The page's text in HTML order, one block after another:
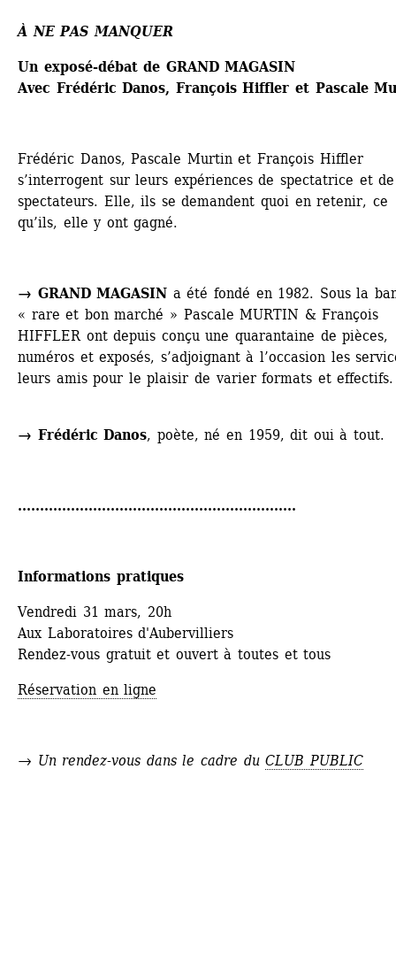
À NE PAS MANQUER
Un exposé-débat de GRAND MAGASIN
Avec Frédéric Danos, François Hiffler et Pascale
Frédéric Danos, Pascale Murtin et François Hiffler
s’interrogent sur leurs expériences de spectatrice et de
spectateurs. Elle, ils se demandent quoi en retenir, ce
qu’ils, elle y ont gagné.
→ GRAND MAGASIN a été fondé en 1982. Sous la
« rare et bon marché » Pascale MURTIN & François
HIFFLER ont depuis conçu une quarantaine de pièces,
numéros et exposés, s’adjoignant à l’occasion les
leurs amis pour le plaisir de varier formats et effectifs.
→ Frédéric Danos, poète, né en 1959, dit oui à tout.
...............................................................
Informations pratiques
Vendredi 31 mars, 20h
Aux Laboratoires d'Aubervilliers
Rendez-vous gratuit et ouvert à toutes et tous
Réservation en ligne
→ Un rendez-vous dans le cadre du CLUB PUBLIC